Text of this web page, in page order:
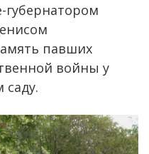
губернатором
павших
войны у
саду.